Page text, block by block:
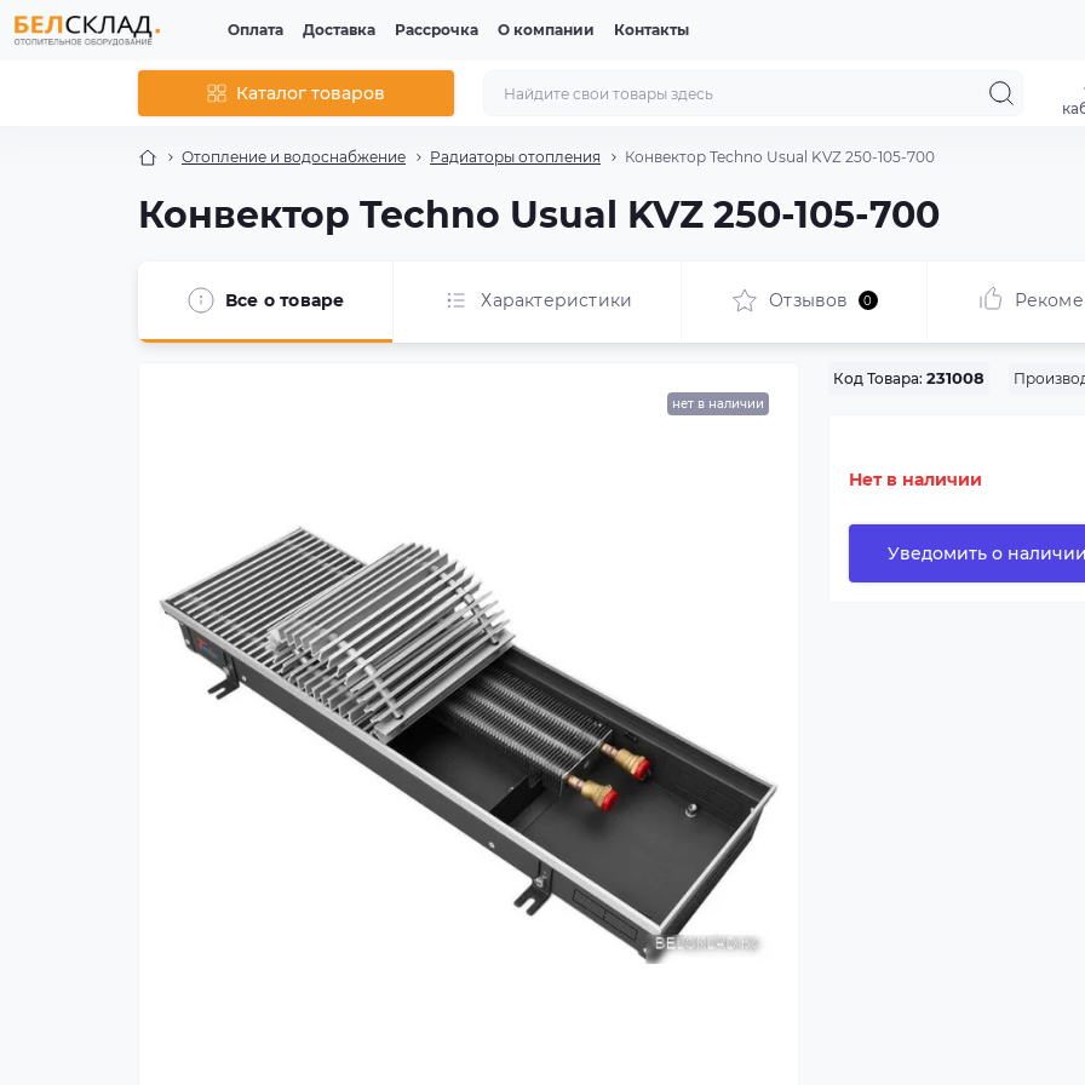
Оплата Доставка Рассрочка О компании Контакты
Каталог товаров
Отопление и водоснабжение Радиаторы отопления Конвектор Techno Usual KVZ 250-105-700
Конвектор Techno Usual KVZ 250-105-700
Все о товаре Характеристики Отзывов 0
нет в наличии
Код Товара: 231008
Нет в наличии
Уведомить о